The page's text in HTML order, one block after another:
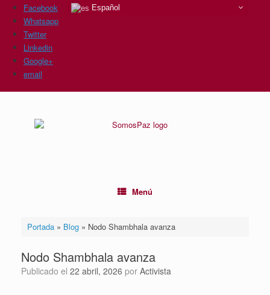
Facebook
Whatsapp
Twitter
Linkedin
Google+
email
Menú
Portada» Blog» Nodo Shambhala avanza
Nodo Shambhala avanza
Publicado el 22 abril, 2026 por Activista
Español